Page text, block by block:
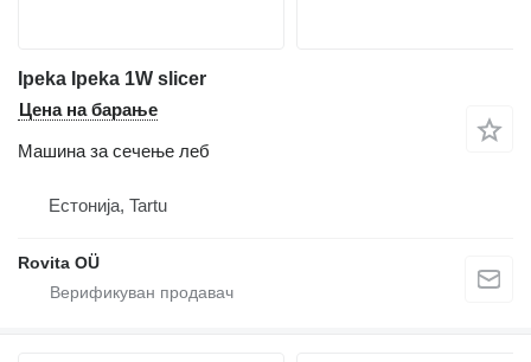
Ipeka Ipeka 1W slicer
Цена на барање
Машина за сечење леб
Естонија, Tartu
Rovita OÜ